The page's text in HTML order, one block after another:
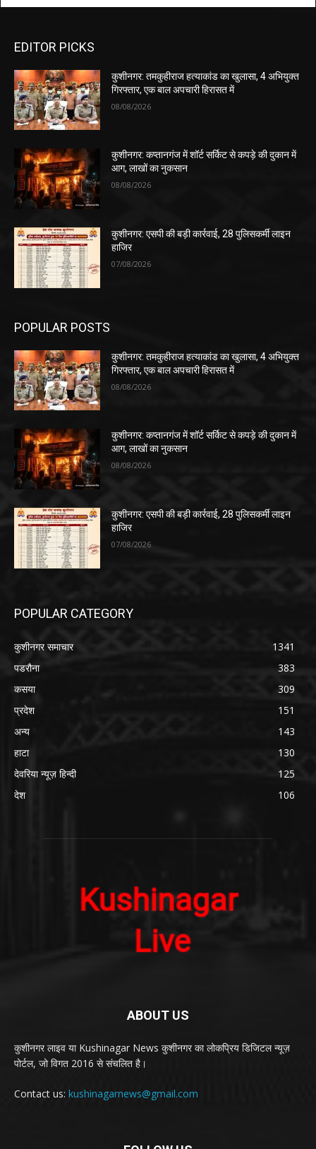
EDITOR PICKS
कुशीनगर: तमकुहीराज हत्याकांड का खुलासा, 4 अभियुक्त
गिरफ्तार, एक बाल अपचारी हिरासत में
08/08/2026
कुशीनगर: कप्तानगंज में शॉर्ट सर्किट से कपड़े की दुकान में
आग, लाखों का नुकसान
08/08/2026
कुशीनगर: एसपी की बड़ी कार्रवाई, 28 पुलिसकर्मी लाइन
हाजिर
07/08/2026
POPULAR POSTS
कुशीनगर: तमकुहीराज हत्याकांड का खुलासा, 4 अभियुक्त
गिरफ्तार, एक बाल अपचारी हिरासत में
08/08/2026
कुशीनगर: कप्तानगंज में शॉर्ट सर्किट से कपड़े की दुकान में
आग, लाखों का नुकसान
08/08/2026
कुशीनगर: एसपी की बड़ी कार्रवाई, 28 पुलिसकर्मी लाइन
हाजिर
07/08/2026
POPULAR CATEGORY
कुशीनगर समाचार
1341
पडरौना
383
कसया
309
प्रदेश
151
अन्य
143
हाटा
130
देवरिया न्यूज़ हिन्दी
125
देश
106
ABOUT US
कुशीनगर लाइव या Kushinagar News कुशीनगर का लोकप्रिय डिजिटल न्यूज़
पोर्टल, जो विगत 2016 से संचलित है।
Contact us: kushinagarnews@gmail.com